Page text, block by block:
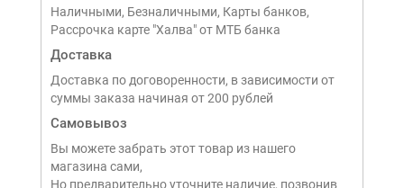
Наличными, Безналичными, Карты банков,
Рассрочка карте "Халва" от МТБ банка
Доставка
Доставка по договоренности, в зависимости от
суммы заказа начиная от 200 рублей
Самовывоз
Вы можете забрать этот товар из нашего
магазина сами,
Но предварительно уточните наличие, позвонив